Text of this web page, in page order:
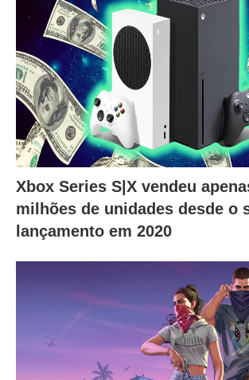
Xbox Series S|X vendeu
milhões de unidades desde o
lançamento em 2020